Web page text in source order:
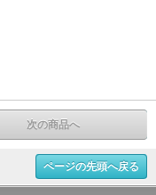
次の商品へ
ページの先頭へ戻る